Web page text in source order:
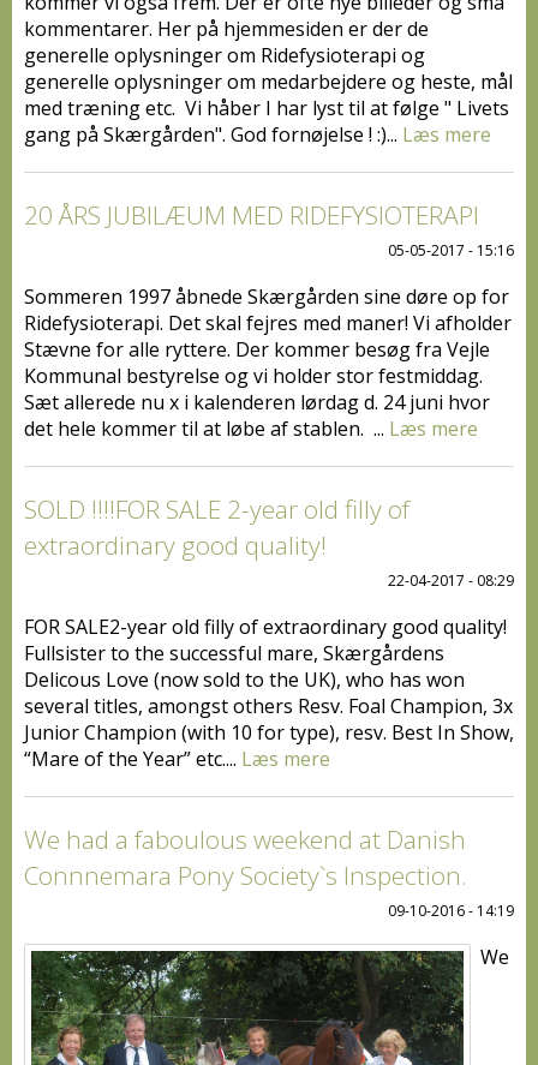
kommentarer. Her på hjemmesiden er der de
generelle oplysninger om Ridefysioterapi og
generelle oplysninger om medarbejdere og heste, mål
med træning etc. Vi håber I har lyst til at følge " Livets
gang på Skærgården". God fornøjelse ! :)... Læs mere
20 ÅRS JUBILÆUM MED RIDEFYSIOTERAPI
05-05-2017 - 15:16
Sommeren 1997 åbnede Skærgården sine døre op for
Ridefysioterapi. Det skal fejres med maner! Vi afholder
Stævne for alle ryttere. Der kommer besøg fra Vejle
Kommunal bestyrelse og vi holder stor festmiddag.
Sæt allerede nu x i kalenderen lørdag d. 24 juni hvor
det hele kommer til at løbe af stablen. ... Læs mere
SOLD !!!!FOR SALE 2-year old filly of
extraordinary good quality!
22-04-2017 - 08:29
FOR SALE2-year old filly of extraordinary good quality!
Fullsister to the successful mare, Skærgårdens
Delicous Love (now sold to the UK), who has won
several titles, amongst others Resv. Foal Champion, 3x
Junior Champion (with 10 for type), resv. Best In Show,
“Mare of the Year” etc.... Læs mere
We had a faboulous weekend at Danish
Connnemara Pony Society`s Inspection.
09-10-2016 - 14:19
We